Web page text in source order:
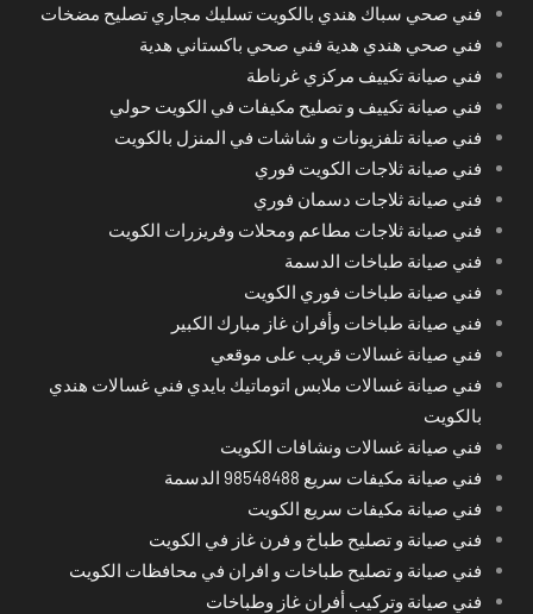
فني صحي سباك هندي بالكويت تسليك مجاري تصليح مضخات
فني صحي هندي هدية فني صحي باكستاني هدية
فني صيانة تكييف مركزي غرناطة
فني صيانة تكييف و تصليح مكيفات في الكويت حولي
فني صيانة تلفزيونات و شاشات في المنزل بالكويت
فني صيانة ثلاجات الكويت فوري
فني صيانة ثلاجات دسمان فوري
فني صيانة ثلاجات مطاعم ومحلات وفريزرات الكويت
فني صيانة طباخات الدسمة
فني صيانة طباخات فوري الكويت
فني صيانة طباخات وأفران غاز مبارك الكبير
فني صيانة غسالات قريب على موقعي
فني صيانة غسالات ملابس اتوماتيك بايدي فني غسالات هندي
بالكويت
فني صيانة غسالات ونشافات الكويت
فني صيانة مكيفات سريع 98548488 الدسمة
فني صيانة مكيفات سريع الكويت
فني صيانة و تصليح طباخ و فرن غاز في الكويت
فني صيانة و تصليح طباخات و افران في محافظات الكويت
فني صيانة وتركيب أفران غاز وطباخات